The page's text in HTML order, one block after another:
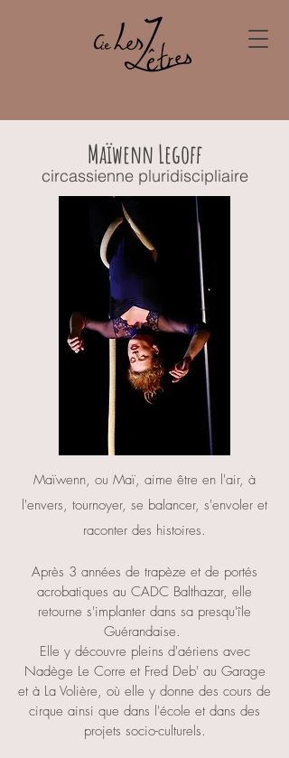
Maïwenn Legoff
circassienne pluridiscipliaire
Maïwenn, ou Maï, aime être en l'air, à
l'envers, tournoyer, se balancer, s'envoler et
raconter des histoires.
Après 3 années de trapèze et de portés
acrobatiques au CADC Balthazar, elle
retourne s'implanter dans sa presqu'île
Guérandaise.
Elle y découvre pleins d'aériens avec
Nadège Le Corre et Fred Deb' au Garage
et à La Volière, où elle y donne des cours de
cirque ainsi que dans l'école et dans des
projets socio-culturels.